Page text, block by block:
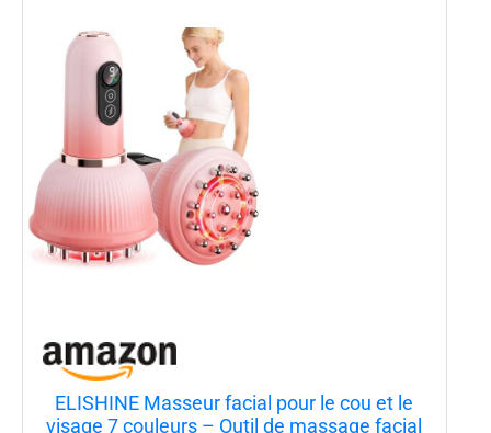
ELISHINE Masseur facial pour le cou et le
visage 7 couleurs – Outil de massage facial